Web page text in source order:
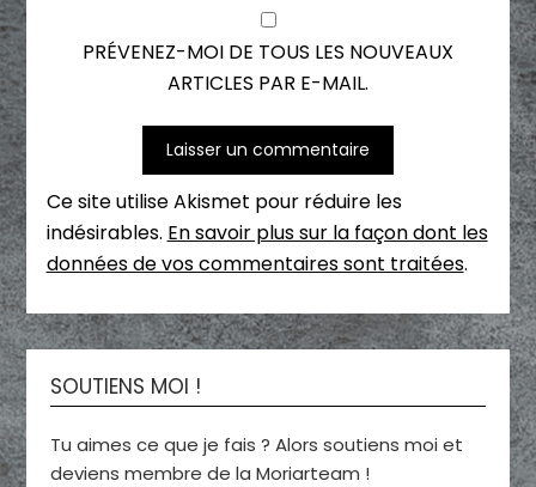
PRÉVENEZ-MOI DE TOUS LES NOUVEAUX
ARTICLES PAR E-MAIL.
Ce site utilise Akismet pour réduire les
indésirables. En savoir plus sur la façon dont les
données de vos commentaires sont traitées.
SOUTIENS MOI !
Tu aimes ce que je fais ? Alors soutiens moi et
deviens membre de la Moriarteam !